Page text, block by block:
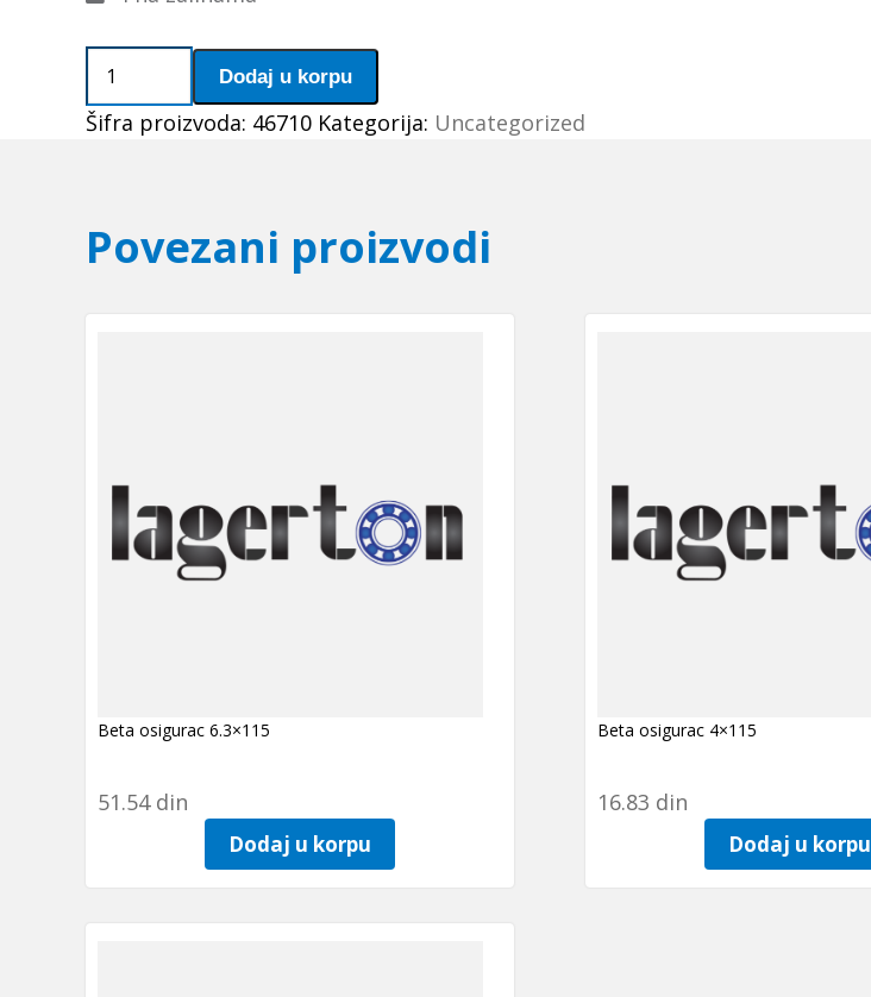
Caura
22x28x17
Dodaj u korpu
Šifra proizvoda: 46710 Kategorija: Uncategorized
Povezani proizvodi
Beta osigurac 6.3×115
51.54 din
Dodaj u korpu
Beta osigurac 4×115
16.83 din
Dodaj u korpu